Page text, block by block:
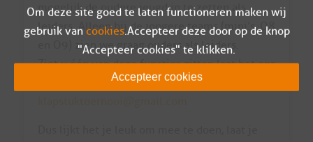
mogelijk de oudere jeugd in te zetten als
leiders. Alleen bij de jongere teams (mini’s, O8
en O9) zien we graag ouders als leiders.
Ziet u één van deze functies zitten laat het ons
weten!! Meldt u zich dan aan via
Om deze site goed te laten functioneren maken wij
gebruik van cookies. Accepteer deze door op de knop
"Accepteer cookies" te klikken.
Accepteer cookies